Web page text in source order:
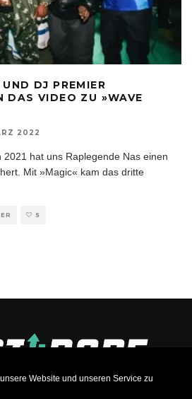
Website und unseren Service zu
DJ PREMIER
DAS VIDEO ZU »WAVE
2022
2021 hat uns Raplegende Nas einen
Mit »Magic« kam das dritte
5